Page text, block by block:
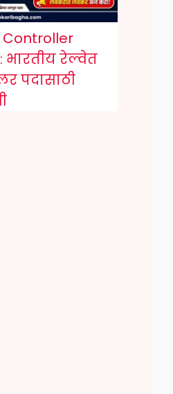
Controller
भारतीय रेल्वेत
पदासाठी